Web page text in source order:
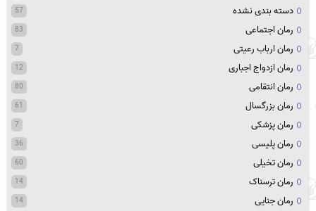
دسته بندی نشده 57
رمان اجتماعی 83
رمان ارباب رعیتی 7
رمان ازدواج اجباری 12
رمان انتقامی 80
رمان بزرگسال 61
رمان پزشکی 7
رمان پلیسی 36
رمان تخیلی 60
رمان ترسناک 14
رمان جنایی 14